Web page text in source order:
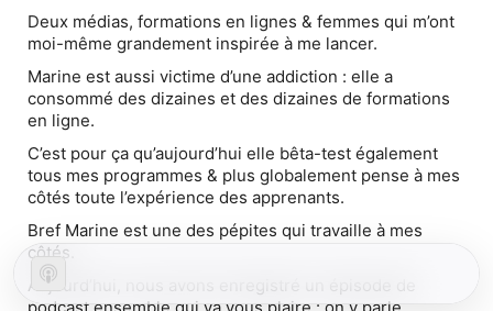
Deux médias, formations en lignes & femmes qui m’ont
moi-même grandement inspirée à me lancer.
Marine est aussi victime d’une addiction : elle a
consommé des dizaines et des dizaines de formations
en ligne.
C’est pour ça qu’aujourd’hui elle bêta-test également
tous mes programmes & plus globalement pense à mes
côtés toute l’expérience des apprenants.
Bref Marine est une des pépites qui travaille à mes
côtés.
Aujourd’hui, nous avons enregistré un épisode de